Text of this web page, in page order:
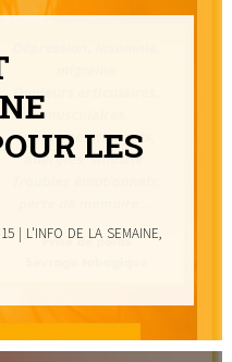
LES
| L'INFO DE LA SEMAINE,